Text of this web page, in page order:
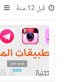
قبل 12 سنةً